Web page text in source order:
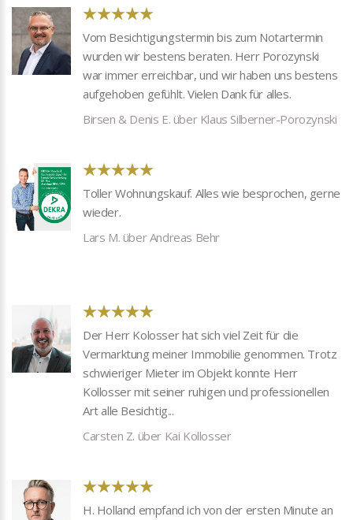
Vom Besichtigungstermin bis zum Notartermin
wurden wir bestens beraten. Herr Porozynski
war immer erreichbar, und wir haben uns bestens
aufgehoben gefühlt. Vielen Dank für alles.
Birsen & Denis E. über Klaus Silberner-Porozynski
Toller Wohnungskauf. Alles wie besprochen, gerne
wieder.
Lars M. über Andreas Behr
Der Herr Kolosser hat sich viel Zeit für die
Vermarktung meiner Immobilie genommen. Trotz
schwieriger Mieter im Objekt konnte Herr
Kollosser mit seiner ruhigen und professionellen
Art alle Besichtig...
Carsten Z. über Kai Kollosser
H. Holland empfand ich von der ersten Minute an